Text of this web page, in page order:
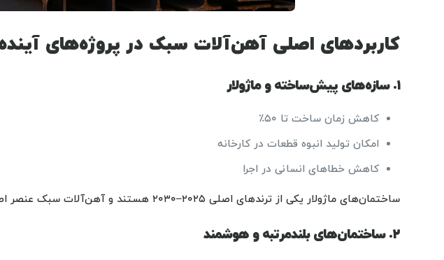
کاربردهای اصلی آهن‌آلات سبک در پروژه‌های
۱. سازه‌های پیش‌ساخته و ماژولار
کاهش زمان ساخت تا ۵۰٪
امکان تولید انبوه قطعات در کارخانه
کاهش خطاهای انسانی در اجرا
ساختمان‌های ماژولار یکی از ترندهای اصلی ۲۰۲۵–۲۰۳۰ هستند و آهن‌آلات سبک عنصر اصلی در تولید این قطعات محسوب می‌شوند.
۲. ساختمان‌های بلندمرتبه و هوشمند